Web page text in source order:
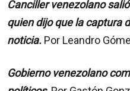
Canciller venezolano
quien dijo que la captura
noticia. Por Leandro
Gobierno venezolano